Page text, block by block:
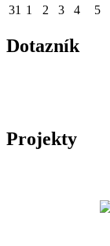
31 1 2 3 4 5
Dotazník
Projekty